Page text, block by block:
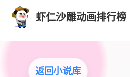
虾仁沙雕动画排行榜
返回小说库